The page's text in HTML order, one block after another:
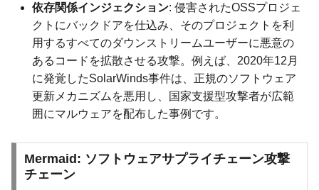
依存関係インジェクション: 侵害されたOSSプロジェ
クトにバックドアを仕込み、そのプロジェクトを利
用するすべてのダウンストリームユーザーに悪意の
あるコードを拡散させる攻撃。例えば、2020年12月
に発覚したSolarWinds事件は、正規のソフトウェア
更新メカニズムを悪用し、国家支援型攻撃者が広範
囲にマルウェアを配布した事例です。
Mermaid: ソフトウェアサプライチェーン攻撃
チェーン